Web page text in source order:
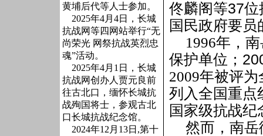
黄埔后代等人士参加。
2025年4月4日，长城
抗战网等四网站举行“无
尚荣光 网祭抗战英烈忠
魂”活动。
2025年4月1日，长城
抗战网创办人贾元良前
往古北口，缅怀长城抗
战殉国将士，参观古北
口长城抗战纪念馆。
2024年12月13日,第十
佟麟阁等37位
国民政府要员
1996年，
保护单位；
2009年被评为
列入全国重点
国家级抗战
然而，南